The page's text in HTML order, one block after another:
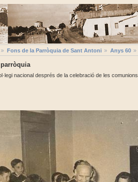
Fons de la Parròquia de Sant Antoni Anys 60
nacional després de la celebració de les comunions.